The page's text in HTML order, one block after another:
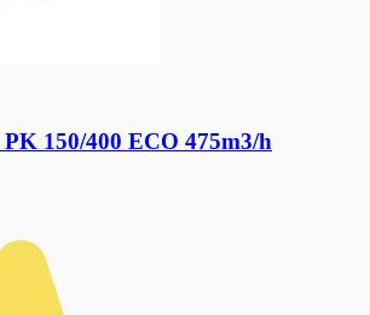
150/400 ECO 475m3/h